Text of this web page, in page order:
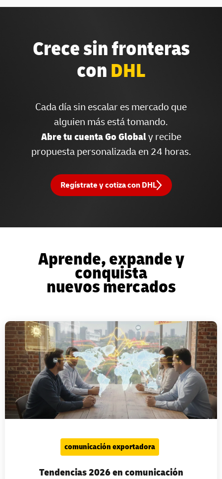
Crece sin fronteras
con DHL
Cada día sin escalar es mercado que
alguien más está tomando.
Abre tu cuenta Go Globaly recibe
propuesta personalizada en 24 horas.
Regístrate y cotiza con DHL
Aprende, expande y
conquista
nuevos mercados
comunicación exportadora
Tendencias 2026 en comunicación